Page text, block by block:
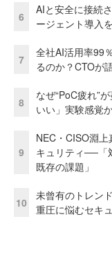
6
AIと安全に接続
ージェント導入
7
全社AI活用率99
るのか？CTOが
8
なぜ“PoC疲れ”
いい」実験感覚
9
NEC・CISO淵
キュリティ──「
既存の課題」
10
未曾有のトレン
重圧に悩むセキ